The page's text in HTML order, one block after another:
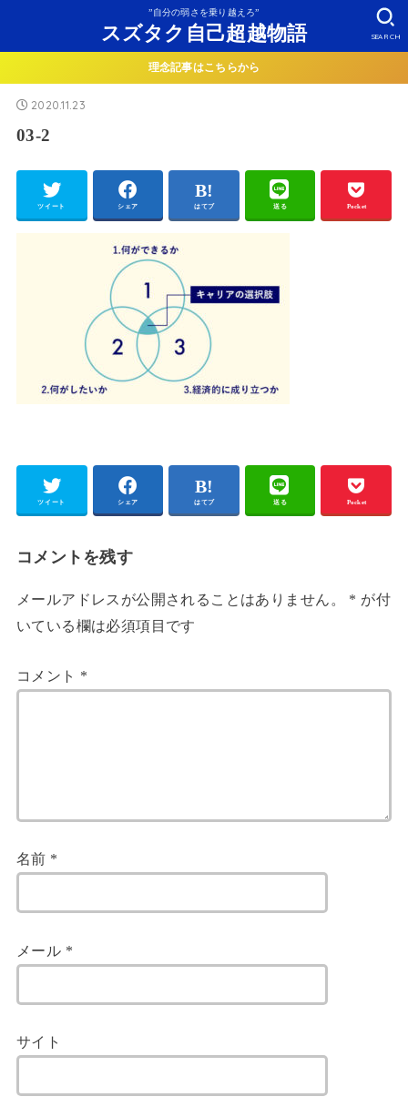
”自分の弱さを乗り越えろ”
スズタク自己超越物語 SEARCH
理念記事はこちらから
2020.11.23
03-2
ツイート シェア はてブ 送る Pocket
ツイート シェア はてブ 送る Pocket
コメントを残す
メールアドレスが公開されることはありません。 * が付
いている欄は必須項目です
コメント *
名前 *
メール *
サイト